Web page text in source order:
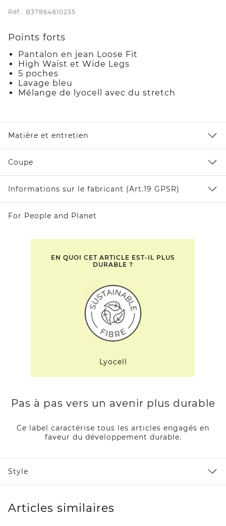
Réf.: B37864810235
Points forts
Pantalon en jean Loose Fit
High Waist et Wide Legs
5 poches
Lavage bleu
Mélange de lyocell avec du stretch
Matière et entretien
Coupe
Informations sur le fabricant (Art.19 GPSR)
For People and Planet
EN QUOI CET ARTICLE EST-IL PLUS
DURABLE ?
Lyocell
Pas à pas vers un avenir plus durable
Ce label caractérise tous les articles engagés en
faveur du développement durable.
Style
Articles similaires